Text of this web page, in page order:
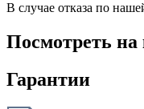
В случае отказа по
Посмотреть на
Гарантии